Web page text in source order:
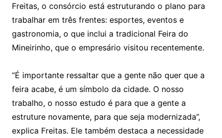
Freitas, o consórcio está estruturando o plano para
trabalhar em três frentes: esportes, eventos e
gastronomia, o que inclui a tradicional Feira do
Mineirinho, que o empresário visitou recentemente.
“É importante ressaltar que a gente não quer que a
feira acabe, é um símbolo da cidade. O nosso
trabalho, o nosso estudo é para que a gente a
estruture novamente, para que seja modernizada”,
explica Freitas. Ele também destaca a necessidade